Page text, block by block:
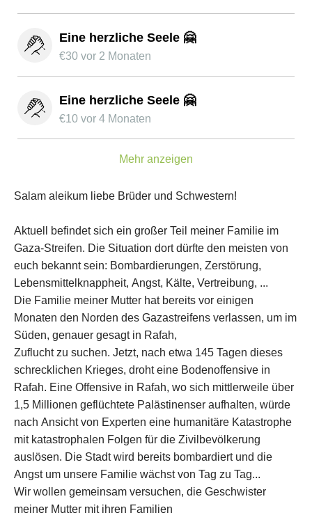
Eine herzliche Seele 🤗
€30 vor 2 Monaten
Eine herzliche Seele 🤗
€10 vor 4 Monaten
Mehr anzeigen